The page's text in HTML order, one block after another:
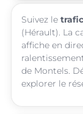
Suivez le
(Hérault). La
affiche en
de Montels.
explorer le